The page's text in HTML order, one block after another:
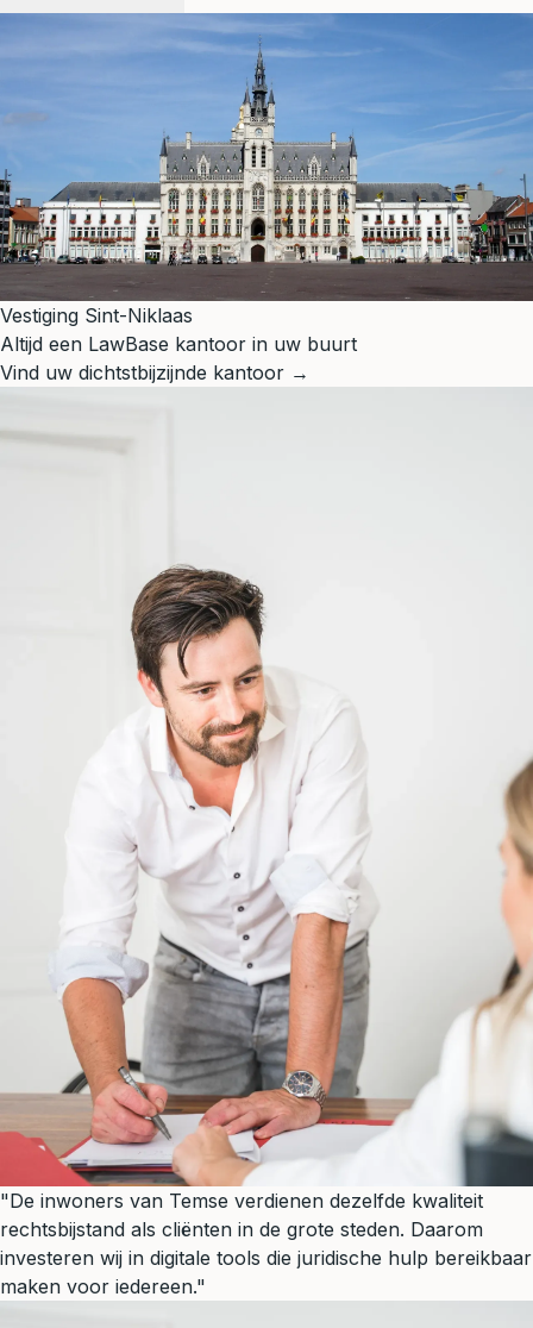
Vestiging Sint-Niklaas
Altijd een LawBase kantoor in uw buurt
Vind uw dichtstbijzijnde kantoor →
"De inwoners van Temse verdienen dezelfde kwaliteit
rechtsbijstand als cliënten in de grote steden. Daarom
investeren wij in digitale tools die juridische hulp bereikbaar
maken voor iedereen."